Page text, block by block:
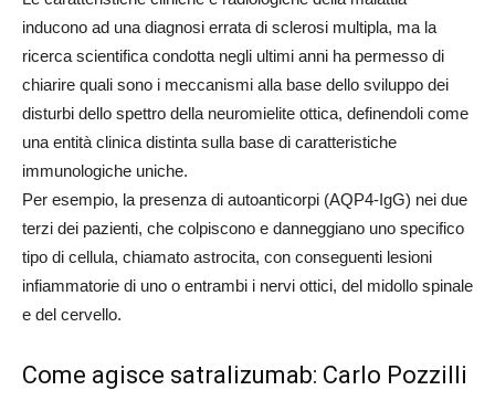
inducono ad una diagnosi errata di sclerosi multipla, ma la
ricerca scientifica condotta negli ultimi anni ha permesso di
chiarire quali sono i meccanismi alla base dello sviluppo dei
disturbi dello spettro della neuromielite ottica, definendoli come
una entità clinica distinta sulla base di caratteristiche
immunologiche uniche.
Per esempio, la presenza di autoanticorpi (AQP4-IgG) nei due
terzi dei pazienti, che colpiscono e danneggiano uno specifico
tipo di cellula, chiamato astrocita, con conseguenti lesioni
infiammatorie di uno o entrambi i nervi ottici, del midollo spinale
e del cervello.
Come agisce satralizumab: Carlo Pozzilli